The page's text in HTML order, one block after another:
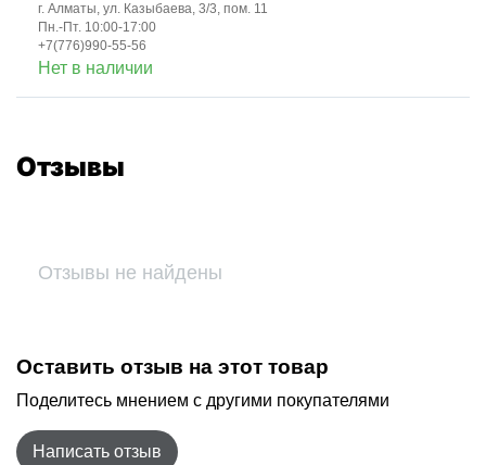
г. Алматы, ул. Казыбаева, 3/3, пом. 11
Пн.-Пт. 10:00-17:00
+7(776)990-55-56
Нет в наличии
Отзывы
Отзывы не найдены
Оставить отзыв на этот товар
Поделитесь мнением с другими покупателями
Написать отзыв